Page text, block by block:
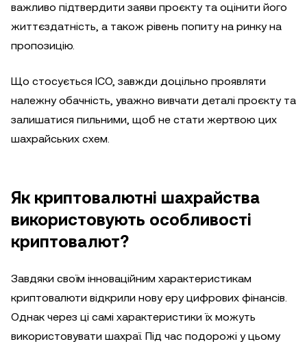
важливо підтвердити заяви проєкту та оцінити його
життєздатність, а також рівень попиту на ринку на
пропозицію.
Що стосується ICO, завжди доцільно проявляти
належну обачність, уважно вивчати деталі проєкту та
залишатися пильними, щоб не стати жертвою цих
шахрайських схем.
Як криптовалютні шахрайства
використовують особливості
криптовалют?
Завдяки своїм інноваційним характеристикам
криптовалюти відкрили нову еру цифрових фінансів.
Однак через ці самі характеристики їх можуть
використовувати шахраї. Під час подорожі у цьому